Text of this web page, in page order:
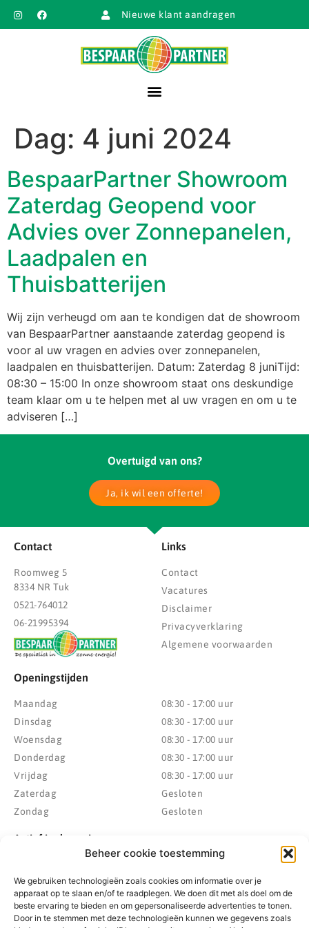
Beheer cookie toestemming
We gebruiken technologieën zoals cookies om informatie over je
apparaat op te slaan en/of te raadplegen. We doen dit met als doel om de
beste ervaring te bieden en om gepersonaliseerde advertenties te tonen.
Door in te stemmen met deze technologieën kunnen we gegevens zoals
Nieuwe klant aandragen
Dag: 4 juni 2024
BespaarPartner Showroom
Zaterdag Geopend voor
Advies over Zonnepanelen,
Laadpalen en
Thuisbatterijen
Wij zijn verheugd om aan te kondigen dat de showroom
van BespaarPartner aanstaande zaterdag geopend is
voor al uw vragen en advies over zonnepanelen,
laadpalen en thuisbatterijen. Datum: Zaterdag 8 juniTijd:
08:30 – 15:00 In onze showroom staat ons deskundige
team klaar om u te helpen met al uw vragen en om u te
adviseren […]
Overtuigd van ons?
Ja, ik wil een offerte!
Contact
Roomweg 5
8334 NR Tuk
0521-764012
06-21995394
Links
Contact
Vacatures
Disclaimer
Privacyverklaring
Algemene voorwaarden
Openingstijden
Maandag
Dinsdag
Woensdag
Donderdag
Vrijdag
Zaterdag
Zondag
08:30 - 17:00 uur
08:30 - 17:00 uur
08:30 - 17:00 uur
08:30 - 17:00 uur
08:30 - 17:00 uur
Gesloten
Gesloten
Actief in de regio
Gemeente Hoogeveen
Gemeente Meppel
Gemeente Midden-Drenthe
Gemeente De Wolden
Zwolle
Heerenveen